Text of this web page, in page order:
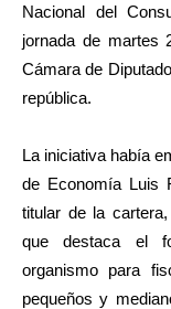
Nacional del
jornada de martes
Cámara de
república.
La iniciativa había
de Economía Luis
titular de la
que destaca el
organismo para
pequeños y